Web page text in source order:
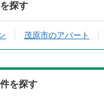
探す
茂原市のアパート
を探す